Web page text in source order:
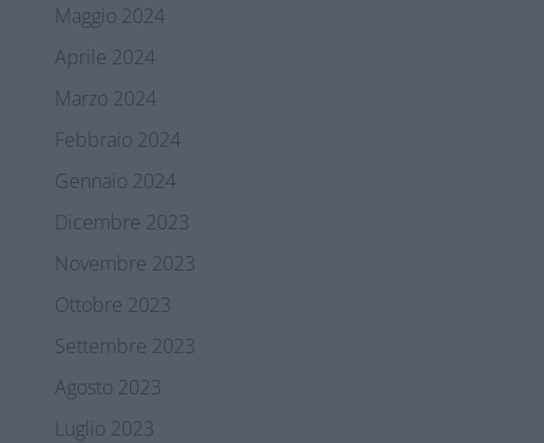
Maggio 2024
Aprile 2024
Marzo 2024
Febbraio 2024
Gennaio 2024
Dicembre 2023
Novembre 2023
Ottobre 2023
Settembre 2023
Agosto 2023
Luglio 2023